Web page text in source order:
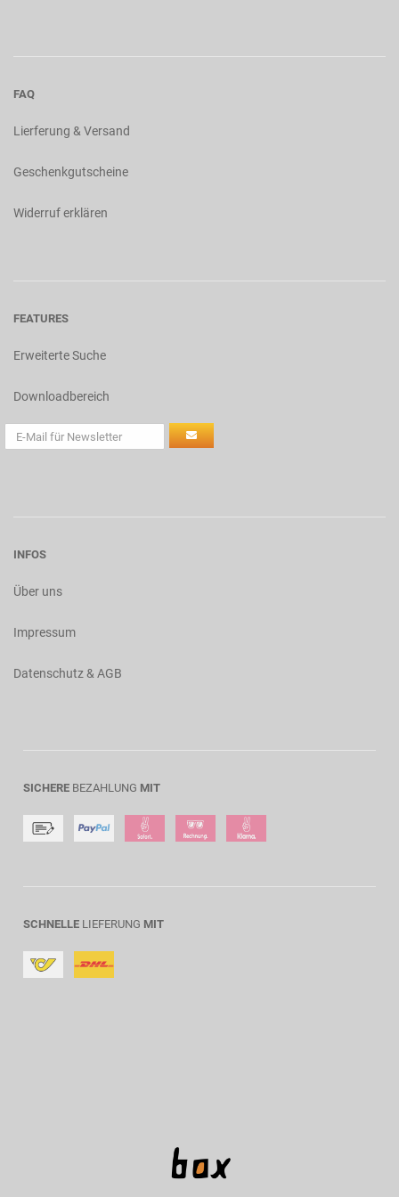
FAQ
Lierferung & Versand
Geschenkgutscheine
Widerruf erklären
FEATURES
Erweiterte Suche
Downloadbereich
INFOS
Über uns
Impressum
Datenschutz & AGB
SICHERE BEZAHLUNG MIT
SCHNELLE LIEFERUNG MIT